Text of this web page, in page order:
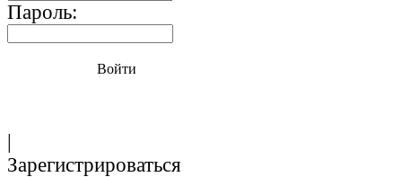
Пароль:
Войти
|
Зарегистрироваться